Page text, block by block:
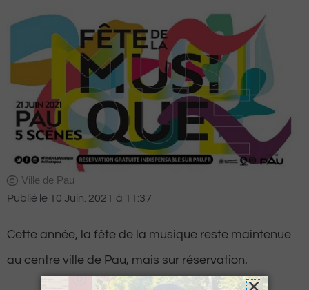
Ville de Pau
Publié le 10 Juin. 2021 à 11:37
Cette année, la fête de la musique reste maintenue
au centre ville de Pau, mais sur réservation.